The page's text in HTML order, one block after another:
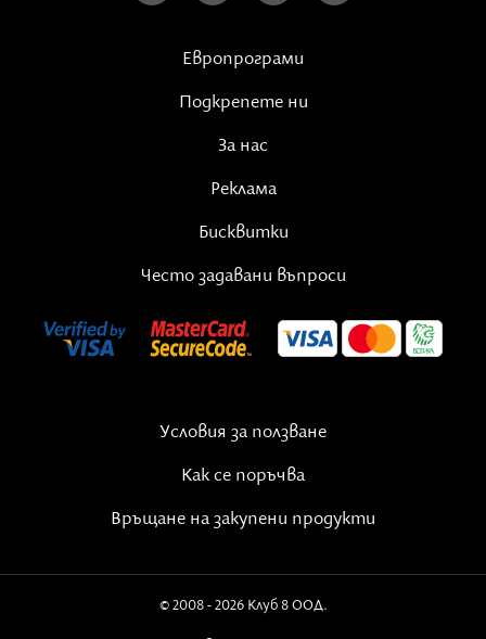
Богомила-Сандия започва да се занимава с духовни и
като използва и различни допълнителни методи -
гещалт техники, рейки, кристали и др. С времето
Европрограми
Подкрепете ни
За нас
Реклама
Бисквитки
Често задавани въпроси
Условия за ползване
Как се поръчва
Връщане на закупени продукти
© 2008 - 2026 Клуб 8 ООД.